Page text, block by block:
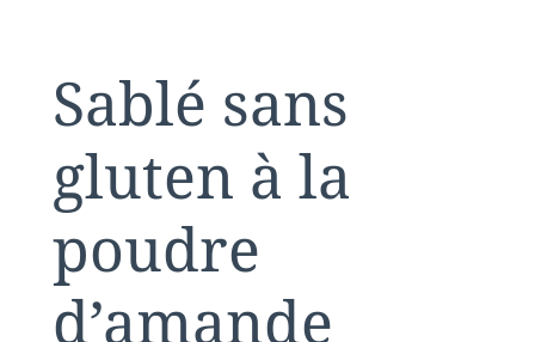
Sablé sans
gluten à la
poudre
d’amande